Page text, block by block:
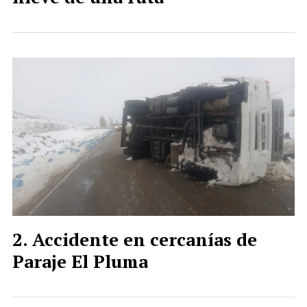
Accidente en cercanías de
Paraje El Pluma